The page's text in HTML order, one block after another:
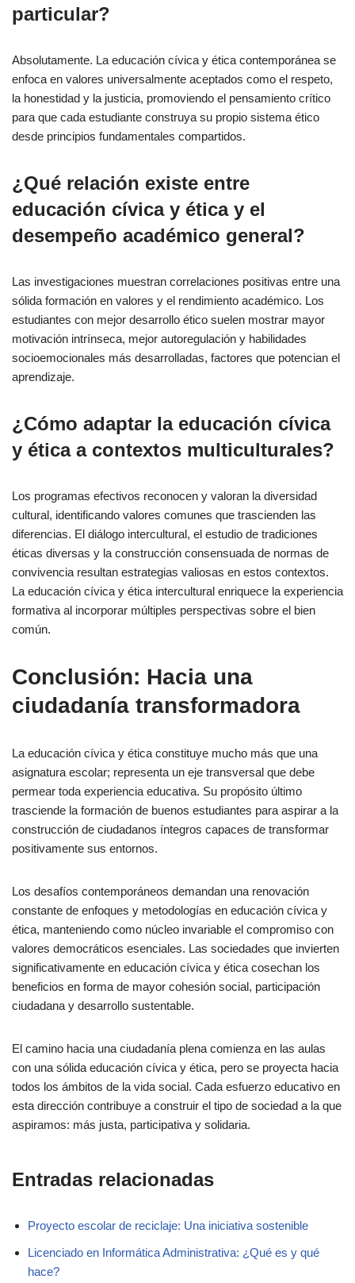
particular?
Absolutamente. La educación cívica y ética contemporánea se
enfoca en valores universalmente aceptados como el respeto,
la honestidad y la justicia, promoviendo el pensamiento crítico
para que cada estudiante construya su propio sistema ético
desde principios fundamentales compartidos.
¿Qué relación existe entre
educación cívica y ética y el
desempeño académico general?
Las investigaciones muestran correlaciones positivas entre una
sólida formación en valores y el rendimiento académico. Los
estudiantes con mejor desarrollo ético suelen mostrar mayor
motivación intrínseca, mejor autoregulación y habilidades
socioemocionales más desarrolladas, factores que potencian el
aprendizaje.
¿Cómo adaptar la educación cívica
y ética a contextos multiculturales?
Los programas efectivos reconocen y valoran la diversidad
cultural, identificando valores comunes que trascienden las
diferencias. El diálogo intercultural, el estudio de tradiciones
éticas diversas y la construcción consensuada de normas de
convivencia resultan estrategias valiosas en estos contextos.
La educación cívica y ética intercultural enriquece la experiencia
formativa al incorporar múltiples perspectivas sobre el bien
común.
Conclusión: Hacia una
ciudadanía transformadora
La educación cívica y ética constituye mucho más que una
asignatura escolar; representa un eje transversal que debe
permear toda experiencia educativa. Su propósito último
trasciende la formación de buenos estudiantes para aspirar a la
construcción de ciudadanos íntegros capaces de transformar
positivamente sus entornos.
Los desafíos contemporáneos demandan una renovación
constante de enfoques y metodologías en educación cívica y
ética, manteniendo como núcleo invariable el compromiso con
valores democráticos esenciales. Las sociedades que invierten
significativamente en educación cívica y ética cosechan los
beneficios en forma de mayor cohesión social, participación
ciudadana y desarrollo sustentable.
El camino hacia una ciudadanía plena comienza en las aulas
con una sólida educación cívica y ética, pero se proyecta hacia
todos los ámbitos de la vida social. Cada esfuerzo educativo en
esta dirección contribuye a construir el tipo de sociedad a la que
aspiramos: más justa, participativa y solidaria.
Entradas relacionadas
Proyecto escolar de reciclaje: Una iniciativa sostenible
Licenciado en Informática Administrativa: ¿Qué es y qué
hace?